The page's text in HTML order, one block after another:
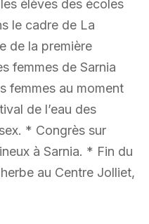
élèves des écoles
le cadre de La
de la première
femmes de Sarnia
femmes au moment
de l’eau des
* Congrès sur
à Sarnia. * Fin du
au Centre Jolliet,